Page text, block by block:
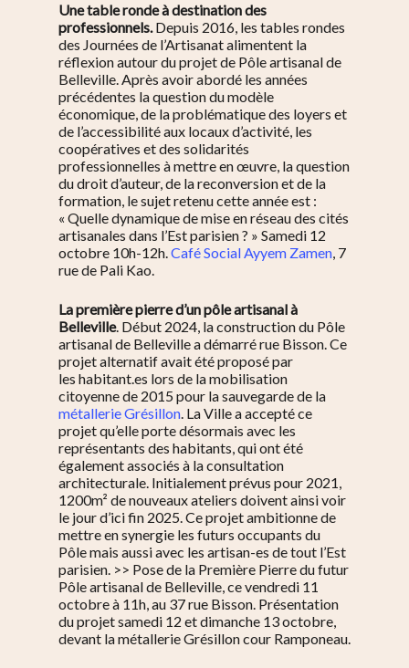
Une table ronde à destination des
professionnels.Depuis 2016, les tables rondes
des Journées de l’Artisanat alimentent la
réflexion autour du projet de Pôle artisanal de
Belleville. Après avoir abordé les années
précédentes la question du modèle
économique, de la problématique des loyers et
de l’accessibilité aux locaux d’activité, les
coopératives et des solidarités
professionnelles à mettre en œuvre, la question
du droit d’auteur, de la reconversion et de la
formation, le sujet retenu cette année est :
« Quelle dynamique de mise en réseau des cités
artisanales dans l’Est parisien ? » Samedi 12
octobre 10h-12h.Café Social Ayyem Zamen, 7
rue de Pali Kao.
La première pierre d’un pôle artisanal à
Belleville. Début 2024, la construction du Pôle
artisanal de Belleville a démarré rue Bisson. Ce
projet alternatif avait été proposé par
les habitant.es lors de la mobilisation
citoyenne de 2015 pour la sauvegarde de la
métallerie Grésillon. La Ville a accepté ce
projet qu’elle porte désormais avec les
représentants des habitants, qui ont été
également associés à la consultation
architecturale. Initialement prévus pour 2021,
1200m² de nouveaux ateliers doivent ainsi voir
le jour d’ici fin 2025. Ce projet ambitionne de
mettre en synergie les futurs occupants du
Pôle mais aussi avec les artisan-es de tout l’Est
parisien. >> Pose de la Première Pierre du futur
Pôle artisanal de Belleville, ce vendredi 11
octobre à 11h, au 37 rue Bisson. Présentation
du projet samedi 12 et dimanche 13 octobre,
devant la métallerie Grésillon cour Ramponeau.